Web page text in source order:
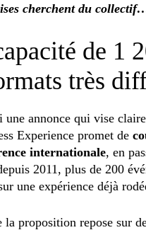
cherchent du
de 1
très
une annonce qui vise
Experience promet de
internationale, en
2011, plus de 200
une expérience déjà
proposition repose sur